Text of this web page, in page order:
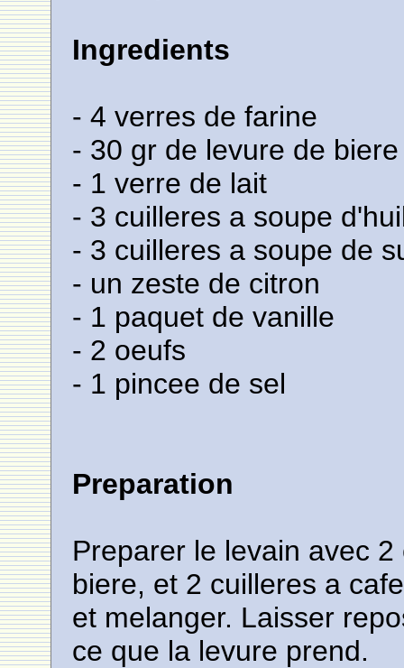
Ingredients
- 4 verres de farine
- 30 gr de levure de biere
- 1 verre de lait
- 3 cuilleres a soupe
- 3 cuilleres a soupe de
- un zeste de citron
- 1 paquet de vanille
- 2 oeufs
- 1 pincee de sel
Preparation
Preparer le levain avec
biere, et 2 cuilleres a
et melanger. Laisser
ce que la levure prend.